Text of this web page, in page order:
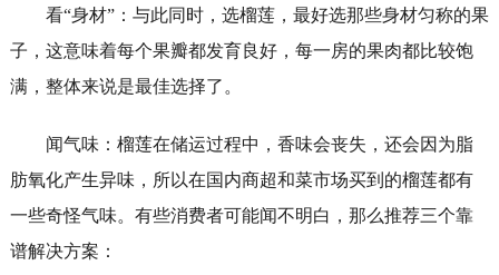
看“身材”：与此同时，选榴莲，最好选那些身材匀称的果
子，这意味着每个果瓣都发育良好，每一房的果肉都比较饱
满，整体来说是最佳选择了。
闻气味：榴莲在储运过程中，香味会丧失，还会因为脂
肪氧化产生异味，所以在国内商超和菜市场买到的榴莲都有
一些奇怪气味。有些消费者可能闻不明白，那么推荐三个靠
谱解决方案：